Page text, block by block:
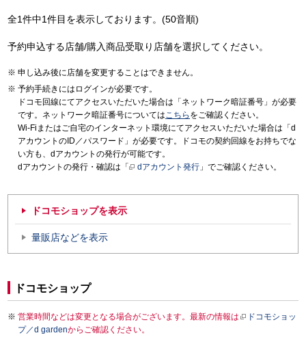
全1件中1件目を表示しております。(50音順)
予約申込する店舗/購入商品受取り店舗を選択してください。
申し込み後に店舗を変更することはできません。
予約手続きにはログインが必要です。
ドコモ回線にてアクセスいただいた場合は「ネットワーク暗証番号」が必要
です。ネットワーク暗証番号についてはこちら をご確認ください。
Wi-Fiまたはご自宅のインターネット環境にてアクセスいただいた場合は「d
アカウントのID／パスワード」が必要です。ドコモの契約回線をお持ちでな
い方も、dアカウントの発行が可能です。
dアカウントの発行・確認は「
dアカウント発行 」でご確認ください。
ドコモショップを表示
量販店などを表示
ドコモショップ
営業時間などは変更となる場合がございます。最新の情報は
ドコモショッ
プ／d gardenからご確認ください。